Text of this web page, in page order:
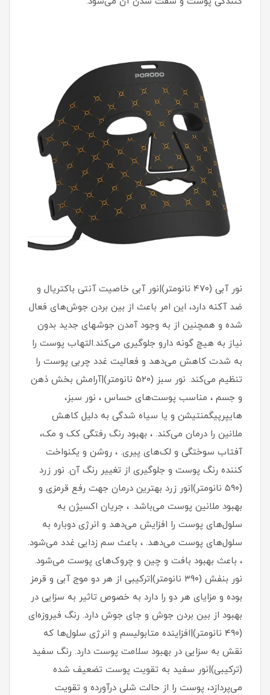
نور آبی (۴۷۰ نانومتر)|نور آبی خاصیت آنتی باکتریال و
ضد آکنه دارد، این امر باعث از بین بردن جوش‌های فعال
شده و همچنین از به وجود آمدن جوشهای جدید بدون
نیاز به هیچ گونه دارو جلوگیری می‌کند.التهاب پوست را
به شدت کاهش می‌دهد و فعالیت غدد چربی پوست را
تنظیم می‌کند. نور سبز (۵۲۰ نانومتر)|آرامش بخش ذهن
و جسم ، مناسب پوست‌های حساس ، نور سبز،
هایپرپیگمنتیشن و یا سیاه شدگی به دلیل کاهش
ملانین را درمان می‌کند. ، بهبود رنگ رفتگی کک و مک،
آفتاب سوختگی و لک‌های پیری. ، روشن و یکنواخت
کننده رنگ پوست و جلوگیری از تغییر رنگ آن. نور زرد
(۵۹۰ نانومتر)|نور زرد بهترین درمان جهت رفع قرمزی و
بهبود ملانین پوست می‌باشد. ، جریان اکسیژن به
سلول‌های پوست را افزایش می‌دهد و انرژی دوباره به
سلول‌های پوست می‌دهد. ، باعث سم زدایی غدد می‌شود.
، باعث بهبود بافت و چین و چروک‌های پوست می‌شود.
نور بنفش (۳۹۰ نانومتر)|ترکیبی از هر دو موج آبی و قرمز
بوده و مزایای هر دو را دارد به خصوص تاثیر به سزایی در
بهبود از بین بردن جوش و جای جوش دارد. رنگ فیروزه‌ای
(۴۹۰ نانومتر)|افزاینده متابولیسم و انرژی سلول‌ها که
نقش به سزایی در بهبود سلامت پوست دارد. رنگ سفید
(ترکیبی)|نور سفید به تقویت پوست تضعیف شده
می‌پردازد، پوست را از حالت شلی درآورده و تقویت